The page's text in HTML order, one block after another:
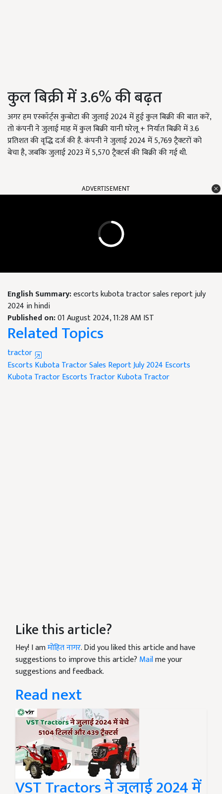
कुल बिक्री में 3.6% की बढ़त
अगर हम एस्कॉर्ट्स कुबोटा की जुलाई 2024 में हुई कुल बिक्री की बात करें,
तो कंपनी ने जुलाई माह में कुल बिक्री यानी घरेलू + निर्यात बिक्री में 3.6
प्रतिशत की वृद्धि दर्ज की है. कंपनी ने जुलाई 2024 में 5,769 ट्रैक्टरों को
बेचा है, जबकि जुलाई 2023 में 5,570 ट्रैक्टर्स की बिक्री की गई थी.
ADVERTISEMENT
English Summary:escorts kubota tractor sales report july
2024 in hindi
Published on:01 August 2024, 11:28 AM IST
Related Topics
tractor
Escorts Kubota Tractor Sales Report July 2024 Escorts
Kubota TractorEscorts TractorKubota Tractor
Like this article?
Hey! I amमोहित नागर. Did you liked this article and have
suggestions to improve this article? Mailme your
suggestions and feedback.
Read next
VST Tractors ने जुलाई 2024 में